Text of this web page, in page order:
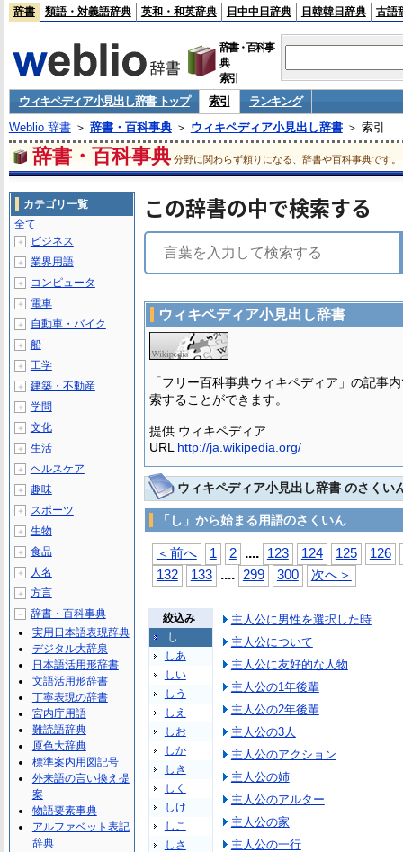
辞書 類語・対義語辞典 英和・和英辞典 日中中日辞典 日韓韓日辞典 古語
辞書・百科事
典
索引
ウィキペディア小見出し辞書 トップ 索引
ランキング
Weblio 辞書＞ 辞書・百科事典＞ ウィキペディア小見出し辞書＞ 索引
辞書・百科事典 分野に関わらず頼りになる、辞書や百科事典です。
この辞書の中で検索する
ウィキペディア小見出し辞書
「フリー百科事典ウィキペディア」の記事
索することができます。
提供 ウィキペディア
URL http://ja.wikipedia.org/
ウィキペディア小見出し辞書 のさくい
「し」から始まる用語のさくいん
＜前へ 1 2 .... 123 124 125
126
132
133 .... 299 300 次へ＞
絞込み
し
しあ
しい
しう
しえ
しお
しか
しき
しく
しけ
しこ
しさ
主人公に男性を選択した時
主人公について
主人公に友好的な人物
主人公の1年後輩
主人公の2年後輩
主人公の3人
主人公のアクション
主人公の姉
主人公のアルター
主人公の家
主人公の一行
カテゴリ一覧
全て
＋ ビジネス
＋ 業界用語
＋ コンピュータ
＋ 電車
＋ 自動車・バイク
＋ 船
＋ 工学
＋ 建築・不動産
＋ 学問
＋ 文化
＋ 生活
＋ ヘルスケア
＋ 趣味
＋ スポーツ
＋ 生物
＋ 食品
＋ 人名
＋ 方言
－
辞書・百科事典
実用日本語表現辞典
デジタル大辞泉
日本語活用形辞書
文語活用形辞書
丁寧表現の辞書
宮内庁用語
難読語辞典
原色大辞典
標準案内用図記号
外来語の言い換え提
案
物語要素事典
アルファベット表記
辞典